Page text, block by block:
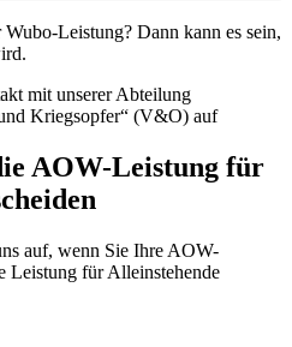
Leistung? Dann kann es sein,
mit unserer Abteilung
Kriegsopfer“ (V&O) auf
AOW-Leistung für
auf, wenn Sie Ihre AOW-
Leistung für Alleinstehende